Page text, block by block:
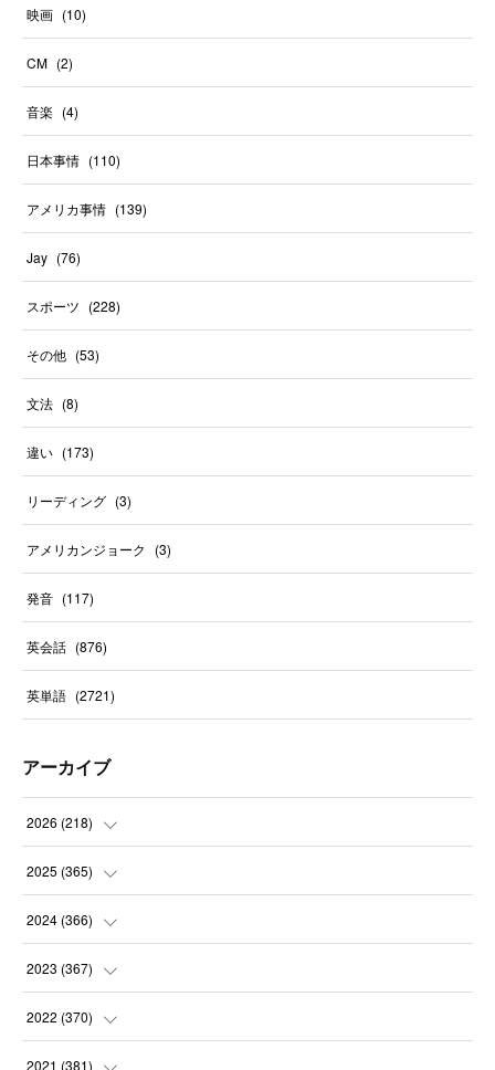
映画 (10)
CM (2)
音楽 (4)
日本事情 (110)
アメリカ事情 (139)
Jay (76)
スポーツ (228)
その他 (53)
文法 (8)
違い (173)
リーディング (3)
アメリカンジョーク (3)
発音 (117)
英会話 (876)
英単語 (2721)
アーカイブ
2026 (218)
(7)
(31
(30
(31
2025 (365)
(31
(30
(31
(30
2024 (366)
(32
(30
(31
2023 (367)
(31
(31
2022 (370)
(31
2021 (381)